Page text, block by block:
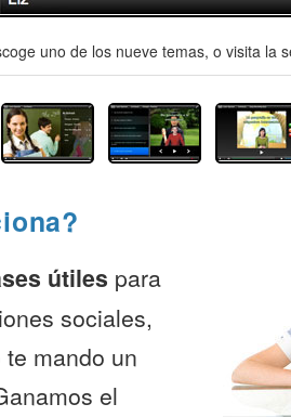
uno de los nueve temas, o visita la
útiles para
sociales,
te mando un
el